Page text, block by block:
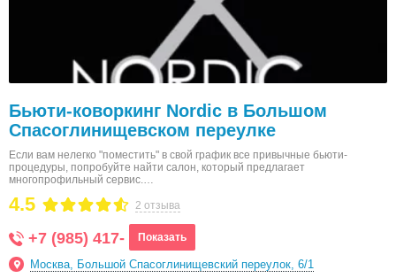
Бьюти-коворкинг Nordic в Большом
Спасоглинищевском переулке
Если вам нелегко "поместить" в свой график все привычные бьюти-
процедуры, попробуйте найти салон, который предлагает
многопрофильный сервис.…
2 отзыва
4.5
+7 (985) 417- Показать
Москва, Большой Спасоглинищевский переулок, 6/1